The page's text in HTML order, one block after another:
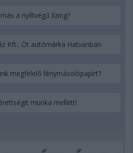
a nyíltvégű lízing?
Kft.: Öt autómárka Hatvanban
megfelelő fénymásolópapírt?
munka mellett!